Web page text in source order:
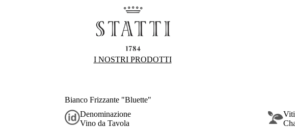
I NOSTRI PRODOTTI
Bianco Frizzante "Bluette"
Denominazione
Vino da Tavola